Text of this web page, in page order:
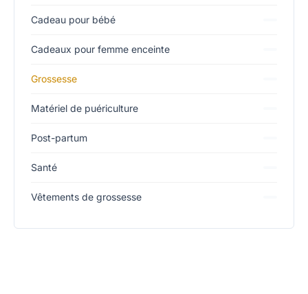
Cadeau pour bébé
Cadeaux pour femme enceinte
Grossesse
Matériel de puériculture
Post-partum
Santé
Vêtements de grossesse